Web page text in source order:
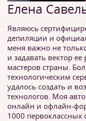
Елена
Являюсь
депиляции и
меня важно не
и задавать вектор
мастеров страны.
технологическим
удалось создать и
технологов. Моя
онлайн и офлайн-
1000 первоклассных